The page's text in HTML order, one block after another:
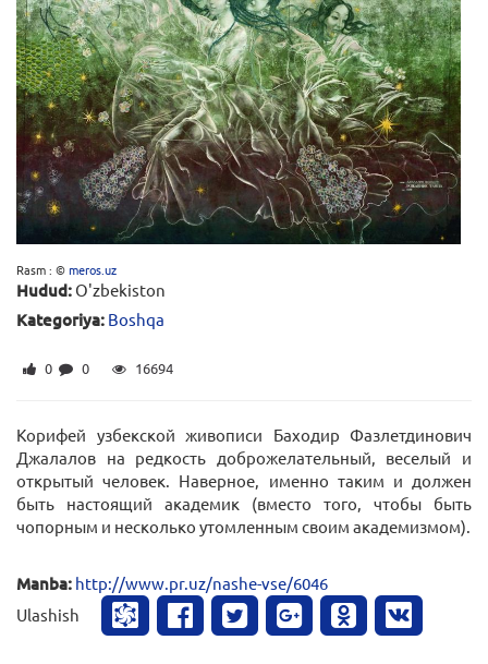
Rasm : ©meros.uz
Hudud: O'zbekiston
Kategoriya: Boshqa
0 0 16694
Корифей узбекской живописи Баходир Фазлетдинович
Джалалов на редкость доброжелательный, веселый и
открытый человек. Наверное, именно таким и должен
быть настоящий академик (вместо того, чтобы быть
чопорным и несколько утомленным своим академизмом).
Manba: http://www.pr.uz/nashe-vse/6046
Ulashish